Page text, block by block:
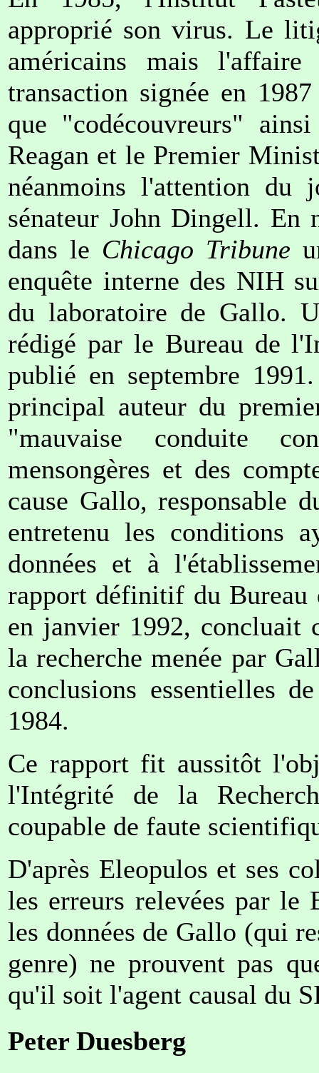
approprié son virus. Le
américains mais
transaction signée en
que "codécouvreurs"
Reagan et le Premier
néanmoins l'attention du
sénateur John Dingell. En
dans le Chicago Tribune
enquête interne des NIH
du laboratoire de Gallo.
rédigé par le Bureau de
publié en septembre
principal auteur du
"mauvaise conduite
mensongères et des
cause Gallo, responsable
entretenu les conditions
données et à
rapport définitif du Bureau
en janvier 1992, concluait
la recherche menée par
conclusions essentielles
1984.
Ce rapport fit aussitôt
l'Intégrité de la
coupable de faute
D'après Eleopulos et ses
les erreurs relevées par le
les données de Gallo (qui
genre) ne prouvent pas
qu'il soit l'agent causal du
Peter Duesberg